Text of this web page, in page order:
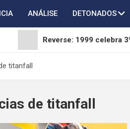
ANÁLISE DETONADOS
Reverse: 1999 celebra
titanfall
de titanfall